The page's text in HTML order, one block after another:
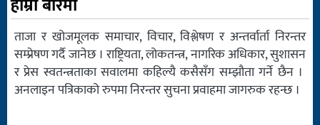
हाम्रो बारेमा
ताजा र खोजमूलक समाचार, विचार, विश्लेषण र अन्तर्वार्ता निरन्तर
सम्प्रेषण गर्दै जानेछ । राष्ट्रियता, लोकतन्त्र, नागरिक अधिकार, सुशासन
र प्रेस स्वतन्त्रताका सवालमा कहिल्यै कसैसँग सम्झौता गर्ने छैन ।
अनलाइन पत्रिकाको रुपमा निरन्तर सुचना प्रवाहमा जागरुक रहन्छ ।